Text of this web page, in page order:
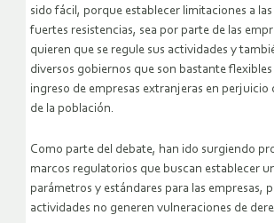
sido fácil, porque establecer limitaciones a
fuertes resistencias, sea por parte de las
quieren que se regule sus actividades y
diversos gobiernos que son bastante
ingreso de empresas extranjeras en perjuicio
de la población.
Como parte del debate, han ido surgiendo
marcos regulatorios que buscan establecer
parámetros y estándares para las empresas,
actividades no generen vulneraciones de